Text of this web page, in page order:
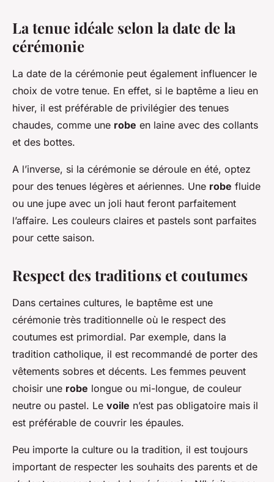
La tenue idéale selon la date de la
cérémonie
La date de la cérémonie peut également influencer le
choix de votre tenue. En effet, si le baptême a lieu en
hiver, il est préférable de privilégier des tenues
chaudes, comme une robe en laine avec des collants
et des bottes.
A l’inverse, si la cérémonie se déroule en été, optez
pour des tenues légères et aériennes. Une robe fluide
ou une jupe avec un joli haut feront parfaitement
l’affaire. Les couleurs claires et pastels sont parfaites
pour cette saison.
Respect des traditions et coutumes
Dans certaines cultures, le baptême est une
cérémonie très traditionnelle où le respect des
coutumes est primordial. Par exemple, dans la
tradition catholique, il est recommandé de porter des
vêtements sobres et décents. Les femmes peuvent
choisir une robe longue ou mi-longue, de couleur
neutre ou pastel. Le voile n’est pas obligatoire mais il
est préférable de couvrir les épaules.
Peu importe la culture ou la tradition, il est toujours
important de respecter les souhaits des parents et de